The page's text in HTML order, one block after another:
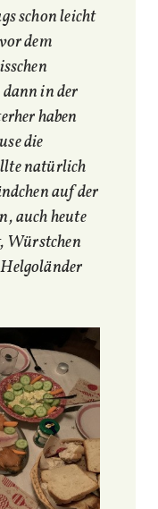
schon leicht
dem
in der
haben
die
natürlich
auf der
auch heute
Würstchen